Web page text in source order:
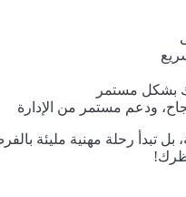
بشكل مستمر
ودعم مستمر من الإدارة
تبدأ رحلة مهنية مليئة